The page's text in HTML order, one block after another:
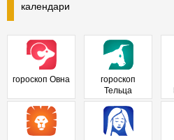
календари
гороскоп Овна
гороскоп
Тельца